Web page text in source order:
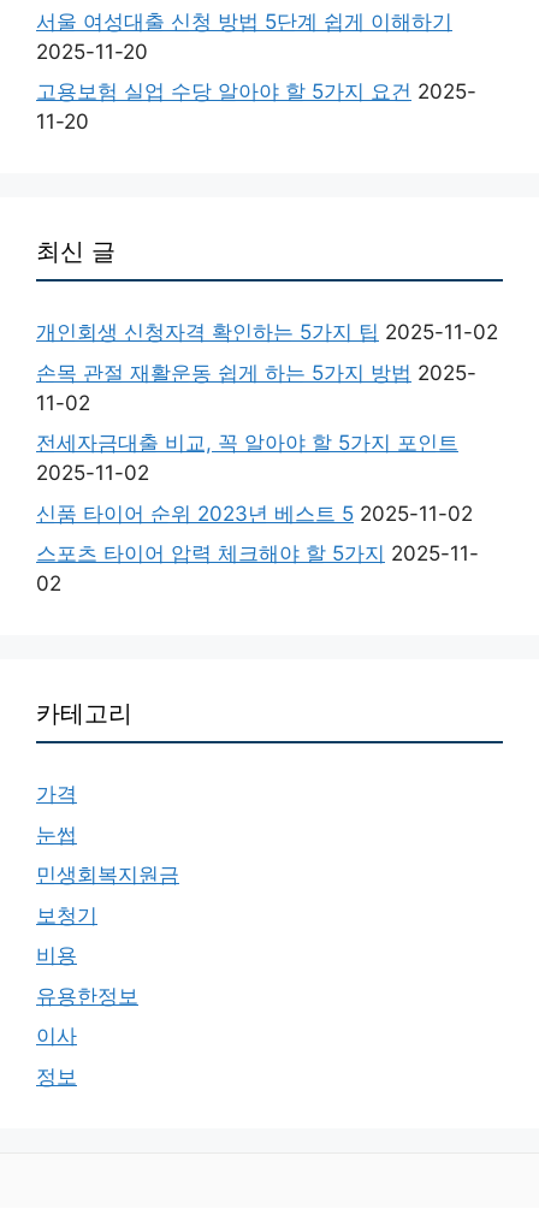
서울 여성대출 신청 방법 5단계 쉽게 이해하기
2025-11-20
고용보험 실업 수당 알아야 할 5가지 요건 2025-
11-20
최신 글
개인회생 신청자격 확인하는 5가지 팁 2025-11-02
손목 관절 재활운동 쉽게 하는 5가지 방법 2025-
11-02
전세자금대출 비교, 꼭 알아야 할 5가지 포인트
2025-11-02
신품 타이어 순위 2023년 베스트 5 2025-11-02
스포츠 타이어 압력 체크해야 할 5가지 2025-11-
02
카테고리
가격
눈썹
민생회복지원금
보청기
비용
유용한정보
이사
정보